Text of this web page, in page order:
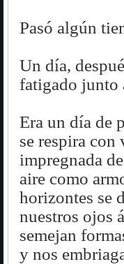
Pasó algún
Un día,
fatigado junto
Era un día de
se respira
impregnada
aire como
horizontes se
nuestros ojos
semejan
y nos